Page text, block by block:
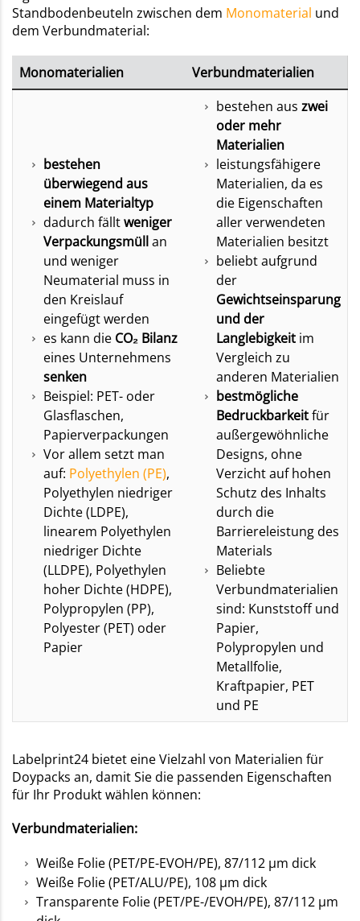
Standbodenbeuteln zwischen dem Monomaterial und
dem Verbundmaterial:
Monomaterialien Verbundmaterialien
bestehen
überwiegend aus
einem Materialtyp
dadurch fälltweniger
Verpackungsmüllan
und weniger
Neumaterial muss in
den Kreislauf
eingefügt werden
es kann die CO₂ Bilanz
eines Unternehmens
senken
Beispiel: PET- oder
Glasflaschen,
Papierverpackungen
Vor allem setzt man
auf: Polyethylen (PE),
Polyethylen niedriger
Dichte (LDPE),
linearem Polyethylen
niedriger Dichte
(LLDPE), Polyethylen
hoher Dichte (HDPE),
Polypropylen (PP),
Polyester (PET) oder
Papier
bestehen aus zwei
oder mehr
Materialien
leistungsfähigere
Materialien, da es
die Eigenschaften
aller verwendeten
Materialien besitzt
beliebt aufgrund
der
Gewichtseinsparung
und der
Langlebigkeit im
Vergleich zu
anderen Materialien
bestmögliche
Bedruckbarkeitfür
außergewöhnliche
Designs, ohne
Verzicht auf hohen
Schutz des Inhalts
durch die
Barriereleistung des
Materials
Beliebte
Verbundmaterialien
sind: Kunststoff und
Papier,
Polypropylen und
Metallfolie,
Kraftpapier, PET
und PE
Labelprint24 bietet eine Vielzahl von Materialien für
Doypacks an, damit Sie die passenden Eigenschaften
für Ihr Produkt wählen können:
Verbundmaterialien:
Weiße Folie (PET/PE-EVOH/PE), 87/112 µm dick
Weiße Folie (PET/ALU/PE), 108 µm dick
Transparente Folie (PET/PE-/EVOH/PE), 87/112 µm